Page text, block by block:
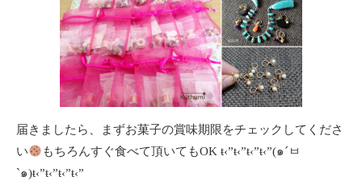
届きましたら、まずお菓子の賞味期限をチェックしてくださ
い
もちろんすぐ食べて頂いてもOK ŧ‹”ŧ‹”ŧ‹”ŧ‹”(๑´ㅂ
`๑)ŧ‹”ŧ‹”ŧ‹”ŧ‹”